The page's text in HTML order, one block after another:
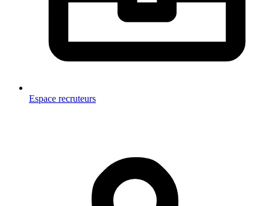
Espace recruteurs